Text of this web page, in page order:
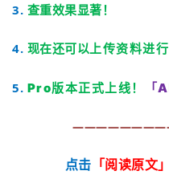
3. 查重效果显著！
4. 现在还可以 上传资料进行
5. Pro版本正式上线！ 「
点击 「阅读原文」